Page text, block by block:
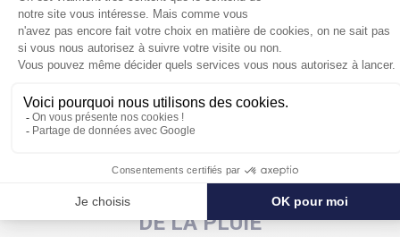
tartan vert anglais et bleu.
POUR SE PROTÉGER ENCORE PLUS
DE LA PLUIE